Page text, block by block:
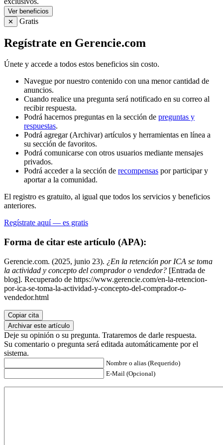
Ver beneficios
✕
Gratis
Regístrate en Gerencie.com
Únete y accede a todos estos beneficios sin costo.
Navegue por nuestro contenido con una menor cantidad de
anuncios.
Cuando realice una pregunta será notificado en su correo al
recibir respuesta.
Podrá hacernos preguntas en la sección de preguntas y
respuestas.
Podrá agregar (Archivar) artículos y herramientas en línea a
su sección de favoritos.
Podrá comunicarse con otros usuarios mediante mensajes
privados.
Podrá acceder a la sección de recompensas por participar y
aportar a la comunidad.
El registro es gratuito, al igual que todos los servicios y beneficios
anteriores.
Regístrate aquí — es gratis
Forma de citar este artículo (APA):
Gerencie.com. (2025, junio 23). ¿En la retención por ICA se toma
la actividad y concepto del comprador o vendedor? [Entrada de
blog]. Recuperado de https://www.gerencie.com/en-la-retencion-
por-ica-se-toma-la-actividad-y-concepto-del-comprador-o-
vendedor.html
Copiar cita
Archivar este artículo
Deje su opinión o su pregunta. Trataremos de darle respuesta.
Su comentario o pregunta será editada automáticamente por el
sistema.
Nombre o alias (Requerido)
E-Mail (Opcional)